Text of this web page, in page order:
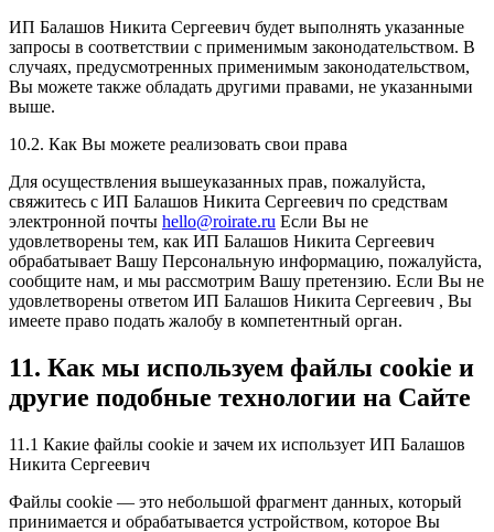
ИП Балашов Никита Сергеевич будет выполнять указанные
запросы в соответствии с применимым законодательством. В
случаях, предусмотренных применимым законодательством,
Вы можете также обладать другими правами, не указанными
выше.
10.2. Как Вы можете реализовать свои права
Для осуществления вышеуказанных прав, пожалуйста,
свяжитесь с ИП Балашов Никита Сергеевич по средствам
электронной почты hello@roirate.ru Если Вы не
удовлетворены тем, как ИП Балашов Никита Сергеевич
обрабатывает Вашу Персональную информацию, пожалуйста,
сообщите нам, и мы рассмотрим Вашу претензию. Если Вы не
удовлетворены ответом ИП Балашов Никита Сергеевич , Вы
имеете право подать жалобу в компетентный орган.
11. Как мы используем файлы cookie и
другие подобные технологии на Сайте
11.1 Какие файлы cookie и зачем их использует ИП Балашов
Никита Сергеевич
Файлы cookie — это небольшой фрагмент данных, который
принимается и обрабатывается устройством, которое Вы